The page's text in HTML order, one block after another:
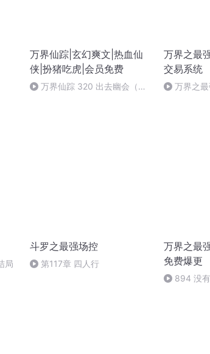
万界仙踪|玄幻爽文|热血仙
侠|扮猪吃虎|会员免费
万界仙踪 320 出去幽会（第
万界之最
交易系统
万界之
局
斗罗之最强场控
第117章 四人行
万界之最
免费爆更
894 没